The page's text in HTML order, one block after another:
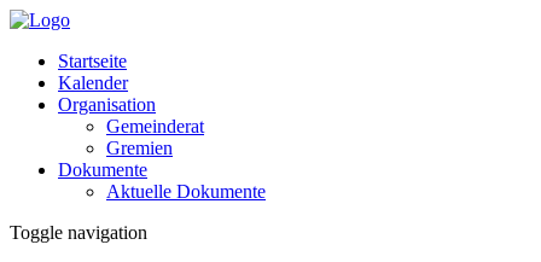
Startseite
Kalender
Organisation
Gemeinderat
Gremien
Dokumente
Aktuelle Dokumente
Toggle navigation